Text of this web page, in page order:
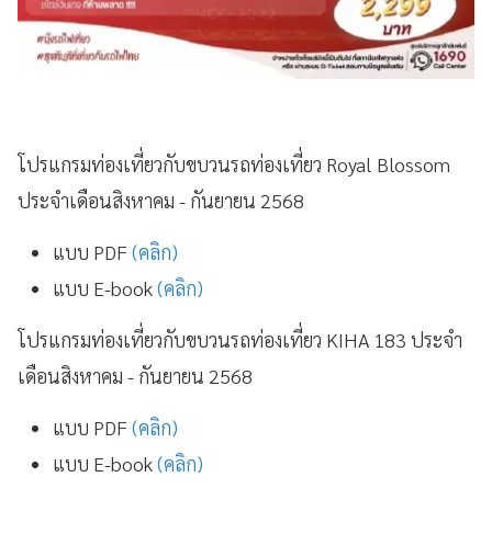
โปรแกรมท่องเที่ยวกับขบวนรถท่องเที่ยว Royal Blossom
ประจำเดือนสิงหาคม - กันยายน 2568
แบบ PDF (คลิก)
แบบ E-book(คลิก)
โปรแกรมท่องเที่ยวกับขบวนรถท่องเที่ยว KIHA 183 ประจำ
เดือนสิงหาคม - กันยายน 2568
แบบ PDF (คลิก)
แบบ E-book(คลิก)